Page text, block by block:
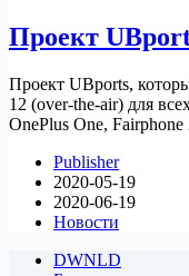
Проект
Проект UBports,
12 (over-the-air) для
OnePlus One,
Publisher
2020-05-19
2020-06-19
Новости
DWNLD